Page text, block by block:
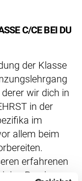
C/CE BEI DU
der Klasse
wir dich in
in der
im
allem beim
erfahrenen
Praxis-